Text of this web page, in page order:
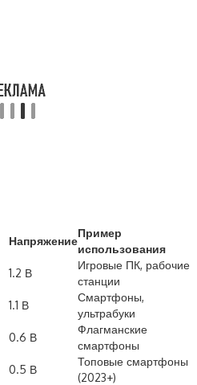
Напряжение
Пример
использования
1.2 В
Игровые ПК, рабочие
станции
1.1 В
Смартфоны,
ультрабуки
0.6 В
Флагманские
смартфоны
0.5 В
Топовые смартфоны
(2023+)